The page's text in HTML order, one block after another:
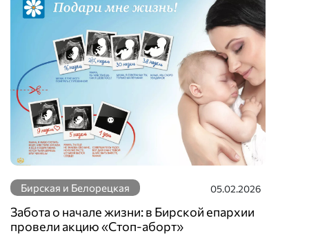
Бирская и Белорецкая 05.02.2026
Забота о начале жизни: в Бирской епархии
провели акцию «Стоп-аборт»